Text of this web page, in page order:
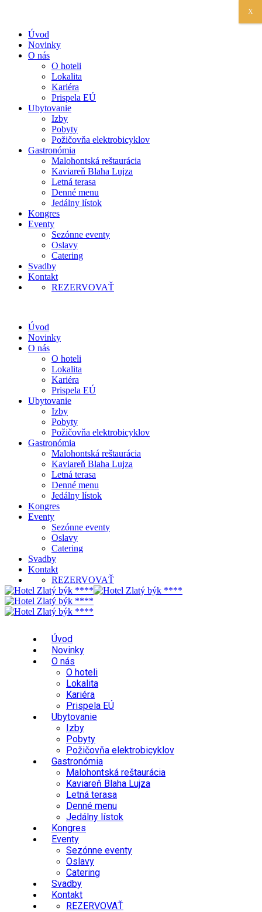
Úvod
Novinky
O nás
O hoteli
Lokalita
Kariéra
Prispela EÚ
Ubytovanie
Izby
Pobyty
Požičovňa elektrobicyklov
Gastronómia
Malohontská reštaurácia
Kaviareň Blaha Lujza
Letná terasa
Denné menu
Jedálny lístok
Kongres
Eventy
Sezónne eventy
Oslavy
Catering
Svadby
Kontakt
REZERVOVAŤ
Úvod
Novinky
O nás
O hoteli
Lokalita
Kariéra
Prispela EÚ
Ubytovanie
Izby
Pobyty
Požičovňa elektrobicyklov
Gastronómia
Malohontská reštaurácia
Kaviareň Blaha Lujza
Letná terasa
Denné menu
Jedálny lístok
Kongres
Eventy
Sezónne eventy
Oslavy
Catering
Svadby
Kontakt
REZERVOVAŤ
Úvod
Novinky
O nás
O hoteli
Lokalita
Kariéra
Prispela EÚ
Ubytovanie
Izby
Pobyty
Požičovňa elektrobicyklov
Gastronómia
Malohontská reštaurácia
Kaviareň Blaha Lujza
Letná terasa
Denné menu
Jedálny lístok
Kongres
Eventy
Sezónne eventy
Oslavy
Catering
Svadby
Kontakt
REZERVOVAŤ
X